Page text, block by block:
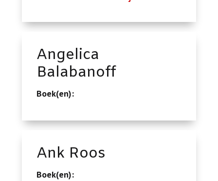
Angelica
Balabanoff
Boek(en):
Ank Roos
Boek(en):